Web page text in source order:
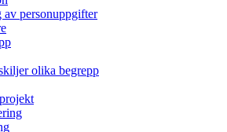
av personuppgifter
olika begrepp